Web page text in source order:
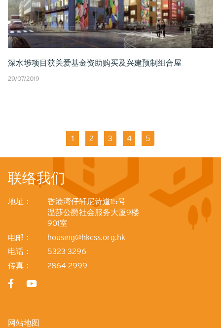
深水埗项目获关爱基金资助购买及兴建预制组合屋
29/07/2019
页
面
1
页
面
2
页
面
3
页
面
4
当
前
页
5
联络我们
地址：
香港湾仔轩尼诗道15号
温莎公爵社会服务大厦9楼
901室
电邮：
housing@hkcss.org.hk
电话：
5323 3296
传真：
2864 2999
网站地图